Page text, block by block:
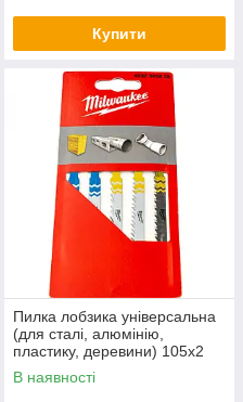
Купити
Пилка лобзика універсальна
(для сталі, алюмінію,
пластику, деревини) 105х2
мм Milwaukee
В наявності